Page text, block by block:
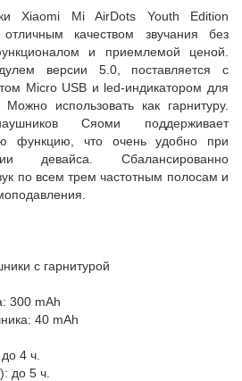
Xiaomi Mi AirDots Youth Edition
качеством звучания без
и приемлемой ценой.
версии 5.0, поставляется с
Micro USB и led-индикатором для
использовать как гарнитуру.
Сяоми поддерживает
функцию, что очень удобно при
девайса. Сбалансированно
по всем трем частотным полосам и
с гарнитурой
300 mAh
40 mAh
4 ч.
до 5 ч.